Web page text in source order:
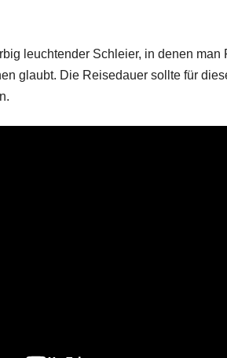
leuchtender Schleier, in denen man
glaubt. Die Reisedauer sollte für